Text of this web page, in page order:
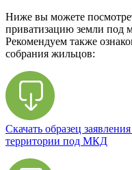
Ниже вы можете
приватизацию земли под
Рекомендуем также
собрания жильцов:
Скачать образец
территории под МКД